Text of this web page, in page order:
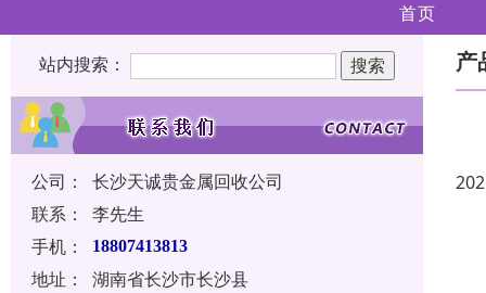
首页
站内搜索：
公司：
长沙天诚贵金属回收公司
联系：
李先生
手机：
18807413813
地址：
湖南省长沙市长沙县
产